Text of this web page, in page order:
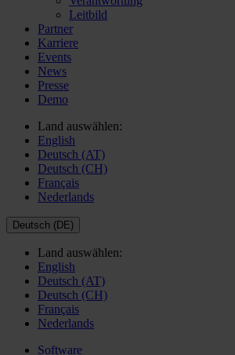
Leitbild
Partner
Karriere
Events
News
Presse
Demo
Land auswählen:
English
Deutsch (AT)
Deutsch (CH)
Français
Nederlands
Deutsch (DE)
Land auswählen:
English
Deutsch (AT)
Deutsch (CH)
Français
Nederlands
Software